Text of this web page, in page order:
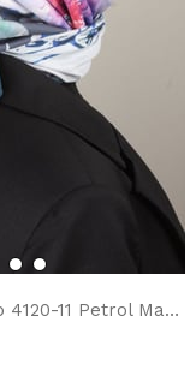
Silk Life Lotus Eşarp 4120-11 Petrol Mavisi